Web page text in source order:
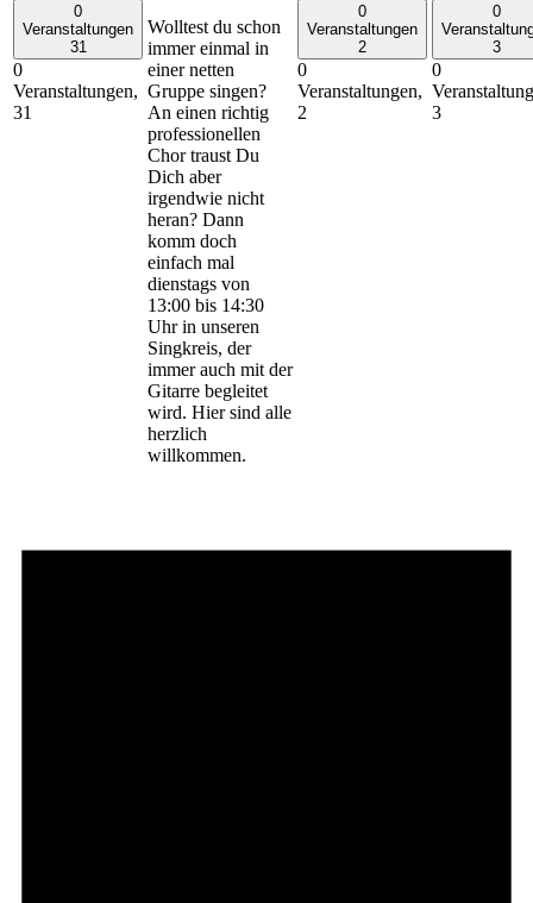
0
Veranstaltungen
31
0
Veranstaltungen,
31
Wolltest du schon
immer einmal in
einer netten
Gruppe singen?
An einen richtig
professionellen
Chor traust Du
Dich aber
irgendwie nicht
heran? Dann
komm doch
einfach mal
dienstags von
13:00 bis 14:30
Uhr in unseren
Singkreis, der
immer auch mit der
Gitarre begleitet
wird. Hier sind alle
herzlich
willkommen.
0
Veranstaltungen
2
0
Veranstaltungen,
2
0
3
0
3